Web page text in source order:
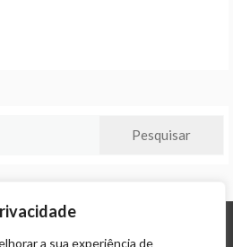
a sua experiência de
THEME: PROMOS BYTEMPLATE SELL